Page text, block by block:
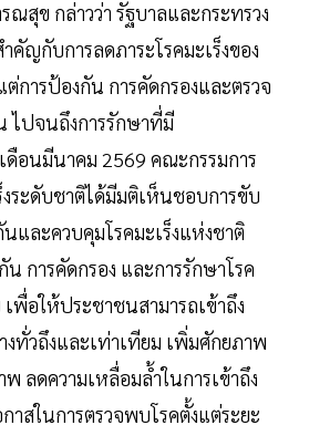
สุข กล่าวว่า รัฐบาลและกระทรวง
คัญกับการลดภาระโรคมะเร็งของ
การป้องกัน การคัดกรองและตรวจ
ไปจนถึงการรักษาที่มี
อนมีนาคม 2569 คณะกรรมการ
ระดับชาติได้มีมติเห็นชอบการขับ
และควบคุมโรคมะเร็งแห่งชาติ
การคัดกรอง และการรักษาโรค
เพื่อให้ประชาชนสามารถเข้าถึง
ทั่วถึงและเท่าเทียม เพิ่มศักยภาพ
ลดความเหลื่อมล้ำในการเข้าถึง
าสในการตรวจพบโรคตั้งแต่ระยะ